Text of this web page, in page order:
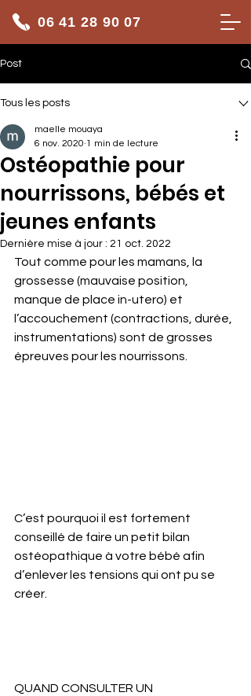
06 41 28 90 07
Post
Tous les posts
Ostéopathie pour
nourrissons, bébés et
jeunes enfants
maelle mouaya
6 nov. 2020 1 min de lecture
Dernière mise à jour : 21 oct. 2022
Tout comme pour les mamans, la
grossesse (mauvaise position,
manque de place in-utero) et
l’accouchement (contractions, durée,
instrumentations) sont de grosses
épreuves pour les nourrissons.
C’est pourquoi il est fortement
conseillé de faire un petit bilan
ostéopathique à votre bébé afin
d’enlever les tensions qui ont pu se
créer.
QUAND CONSULTER UN